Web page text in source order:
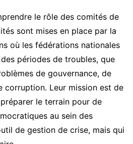
le rôle des comités de
sont mises en place par la
où les fédérations nationales
périodes de troubles, que
de gouvernance, de
corruption. Leur mission est de
le terrain pour de
au sein des
de gestion de crise, mais qui